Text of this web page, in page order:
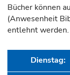
Bücher können
(Anwesenheit
entlehnt werden.
Dienstag: